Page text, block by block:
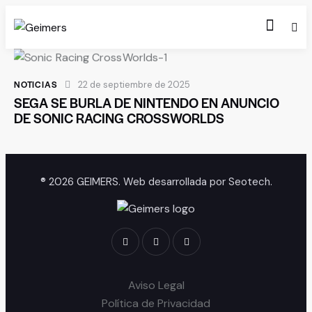
NOTICIAS 22 de septiembre de 2025
SEGA SE BURLA DE NINTENDO EN ANUNCIO
DE SONIC RACING CROSSWORLDS
® 2026 GEIMERS. Web desarrollada por Seotech.
Aviso Legal
Política de Privacidad